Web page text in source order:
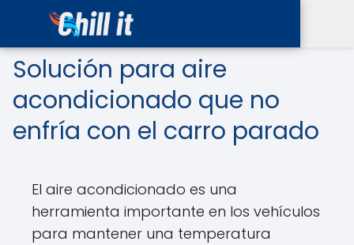
Solución para aire
acondicionado que no
enfría con el carro parado
El aire acondicionado es una
herramienta importante en los vehículos
para mantener una temperatura